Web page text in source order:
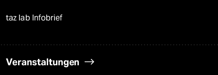
taz lab Infobrief
Veranstaltungen